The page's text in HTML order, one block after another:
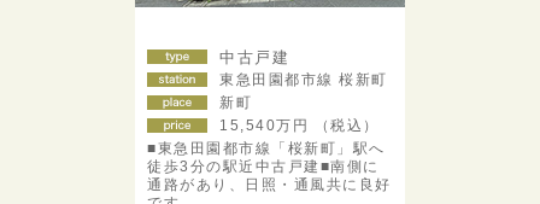
中古戸建
東急田園都市線 桜新町
新町
15,540万円 （税込）
■東急田園都市線「桜新町」駅へ
徒歩3分の駅近中古戸建■南側に
通路があり、日照・通風共に良好